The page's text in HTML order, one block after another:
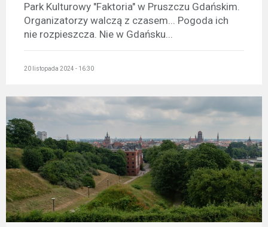
Park Kulturowy "Faktoria" w Pruszczu Gdańskim.
Organizatorzy walczą z czasem... Pogoda ich
nie rozpieszcza. Nie w Gdańsku...
20 listopada 2024 - 16:30